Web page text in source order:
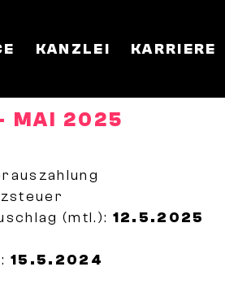
KANZLEI KARRIERE
MAI 2025
(mtl.): 12.5.2025
15.5.2024